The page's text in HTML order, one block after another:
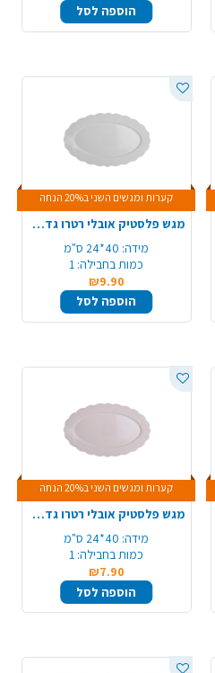
הוספה לסל
קערות ומגשים השני ב20% הנחה
מגש פלסטיק אובלי רטרו גדול - לבן
מידה: 40*24 ס"מ
כמות בחבילה: 1
₪9.90
הוספה לסל
קערות ומגשים השני ב20% הנחה
מגש פלסטיק אובלי רטרו גדול - קרם
מידה: 40*24 ס"מ
כמות בחבילה: 1
₪7.90
הוספה לסל